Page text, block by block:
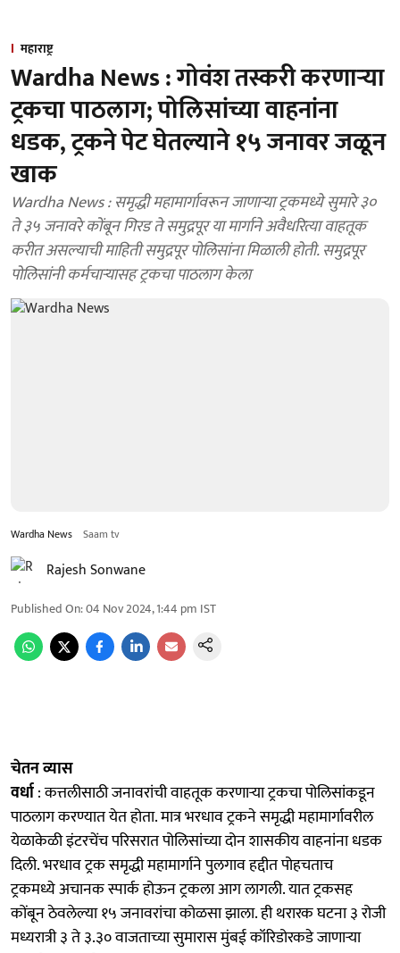
महाराष्ट्र
Wardha News : गोवंश तस्करी करणाऱ्या
ट्रकचा पाठलाग; पोलिसांच्या वाहनांना
धडक, ट्रकने पेट घेतल्याने १५ जनावर जळून
खाक
Wardha News : समृद्धी महामार्गावरून जाणाऱ्या ट्रकमध्ये सुमारे ३०
ते ३५ जनावरे कोंबून गिरड ते समुद्रपूर या मार्गाने अवैधरित्या वाहतूक
करीत असल्याची माहिती समुद्रपूर पोलिसांना मिळाली होती. समुद्रपूर
पोलिसांनी कर्मचाऱ्यासह ट्रकचा पाठलाग केला
Wardha News Saam tv
Rajesh Sonwane
Published On:04 Nov 2024, 1:44 pm IST
चेतन व्यास
वर्धा: कत्तलीसाठी जनावरांची वाहतूक करणाऱ्या ट्रकचा पोलिसांकडून
पाठलाग करण्यात येत होता. मात्र भरधाव ट्रकने समृद्धी महामार्गावरील
येळाकेळी इंटरचेंच परिसरात पोलिसांच्या दोन शासकीय वाहनांना धडक
दिली. भरधाव ट्रक समृद्धी महामार्गाने पुलगाव हद्दीत पोहचताच
ट्रकमध्ये अचानक स्पार्क होऊन ट्रकला आग लागली. यात ट्रकसह
कोंबून ठेवलेल्या १५ जनावरांचा कोळसा झाला. ही थरारक घटना ३ रोजी
मध्यरात्री ३ ते ३.३० वाजताच्या सुमारास मुंबई कॉरिडोरकडे जाणाऱ्या